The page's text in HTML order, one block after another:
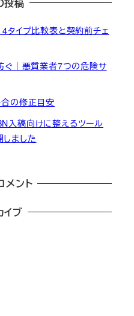
タイプ比較表と契約前チェ
ぐ｜悪質業者7つの危険サ
の修正目安
入稿向けに整えるツール
ました
メント
イブ